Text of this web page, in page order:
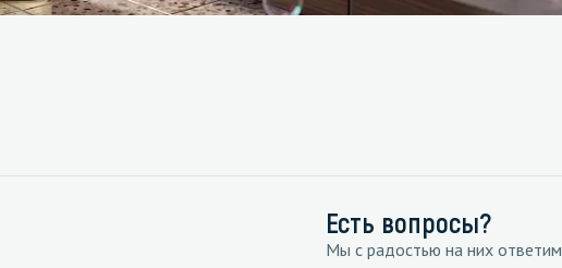
Есть вопросы?
Мы с радостью на них ответим